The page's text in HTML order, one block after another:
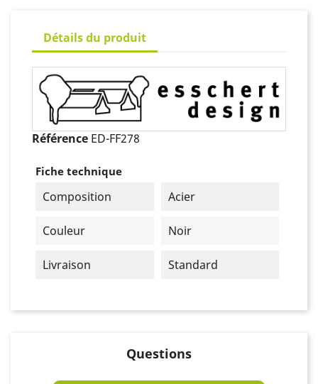
Détails du produit
Référence ED-FF278
Fiche technique
Composition Acier
Couleur Noir
Livraison Standard
Questions